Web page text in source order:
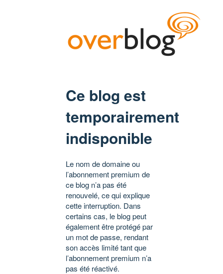
Ce blog est
temporairement
indisponible
Le nom de domaine ou
l’abonnement premium de
ce blog n’a pas été
renouvelé, ce qui explique
cette interruption. Dans
certains cas, le blog peut
également être protégé par
un mot de passe, rendant
son accès limité tant que
l’abonnement premium n’a
pas été réactivé.